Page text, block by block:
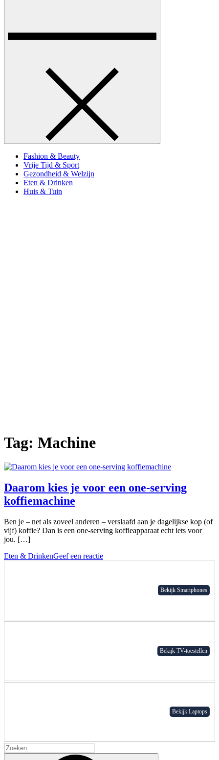
Fashion & Beauty
Vrije Tijd & Sport
Gezondheid & Welzijn
Eten & Drinken
Huis & Tuin
Tag: Machine
Daarom kies je voor een one-serving
koffiemachine
Ben je – net als zoveel anderen – verslaafd aan je dagelijkse kop (of
vijf) koffie? Dan is een one-serving koffieapparaat echt iets voor
jou. […]
Eten & DrinkenGeef een reactie
Bekijk Smartphones
Bekijk TV-toestellen
Bekijk Laptops
Search
for: